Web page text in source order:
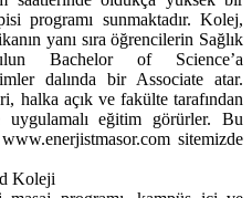
programı sunmaktadır. Kolej,
yanı sıra öğrencilerin Sağlık
Bachelor of Science’a
dalında bir Associate atar.
halka açık ve fakülte tarafından
uygulamalı eğitim görürler. Bu
sitemizde
Koleji